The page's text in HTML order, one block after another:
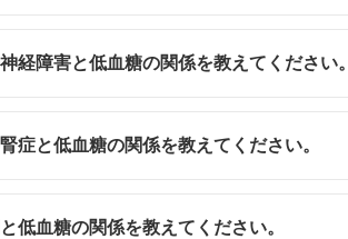
経障害と低血糖の関係を教えてください。
症と低血糖の関係を教えてください。
低血糖の関係を教えてください。